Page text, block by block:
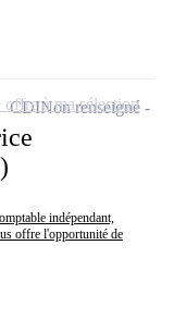
indépendant,
offre l'opportunité de
CDINon renseigné
à ma sélection